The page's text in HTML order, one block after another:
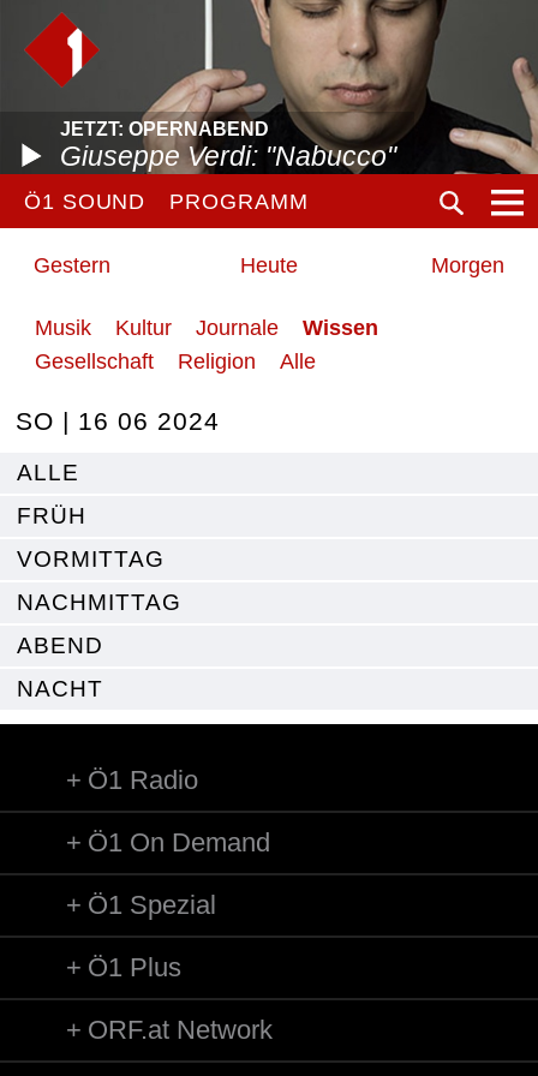
JETZT: OPERNABEND
Giuseppe Verdi: "Nabucco"
Ö1 SOUND PROGRAMM
Gestern Heute Morgen
Musik Kultur Journale
Wissen
Gesellschaft
Religion Alle
SO | 16 06 2024
ALLE
FRÜH
VORMITTAG
NACHMITTAG
ABEND
NACHT
Ö1 Radio
Ö1 On Demand
Ö1 Spezial
Ö1 Plus
ORF.at Network